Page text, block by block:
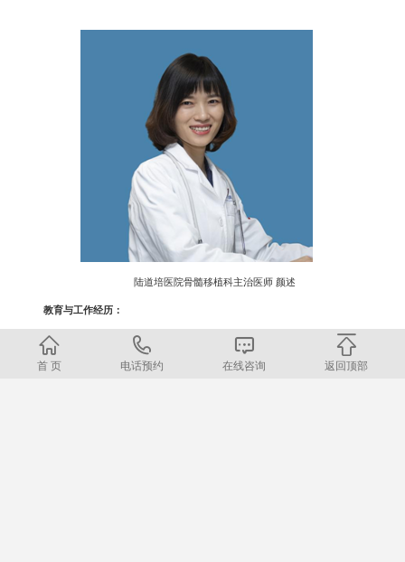
陆道培医院骨髓移植科主治医师 颜述
教育与工作经历：
本科毕业于厦门大学医学院，研究生毕业于中国医科大学血液内科。于解放军
空军总医院血液移植科完成临床实习，研究生阶段师从中国最早从事单倍型造血干
细胞移植专家——纪树荃主任。自研究生毕业起加入道培医疗团队移植科，工作至
首 页 电话预约 在线咨询 返回顶部